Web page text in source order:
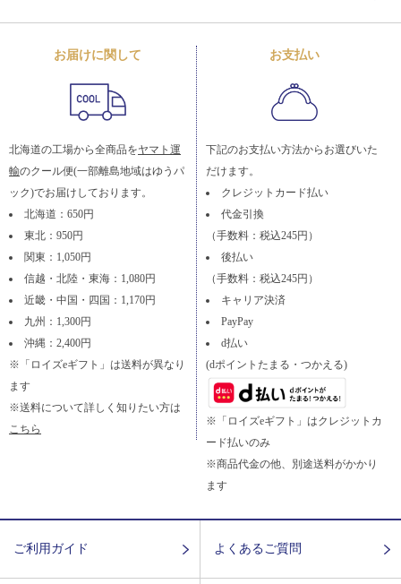
お届けに関して
北海道の工場から全商品をヤマト運
輸のクール便(一部離島地域はゆうパ
ック)でお届けしております。
北海道：650円
東北：950円
関東：1,050円
信越・北陸・東海：1,080円
近畿・中国・四国：1,170円
九州：1,300円
沖縄：2,400円
※「ロイズeギフト」は送料が異なり
ます
※送料について詳しく知りたい方は
こちら
お支払い
下記のお支払い方法からお選びいた
だけます。
クレジットカード払い
代金引換
（手数料：税込245円）
後払い
（手数料：税込245円）
キャリア決済
PayPay
d払い
(dポイントたまる・つかえる)
※「ロイズeギフト」はクレジットカ
ード払いのみ
※商品代金の他、別途送料がかかり
ます
ご利用ガイド よくあるご質問